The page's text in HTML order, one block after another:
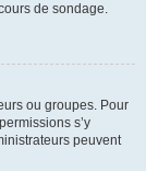
de sondage.
ou groupes. Pour
s’y
peuvent